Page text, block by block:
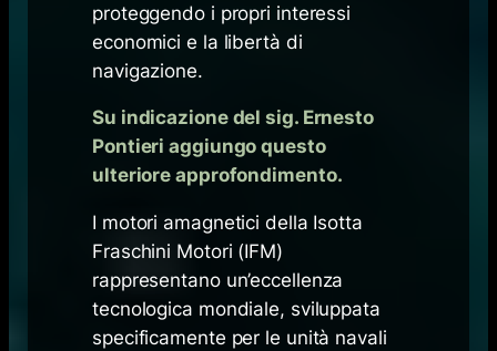
proteggendo i propri interessi
economici e la libertà di
navigazione.
Su indicazione del sig. Ernesto
Pontieri aggiungo questo
ulteriore approfondimento.
I motori amagnetici della Isotta
Fraschini Motori (IFM)
rappresentano un’eccellenza
tecnologica mondiale, sviluppata
specificamente per le unità navali